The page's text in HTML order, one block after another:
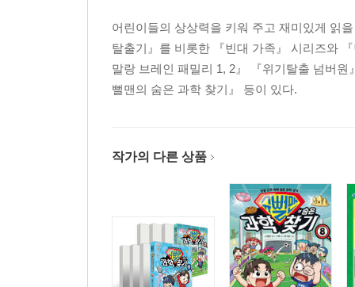
어린이들의 상상력을 키워 주고 재미있게 읽
탈출기』를 비롯한 『빈대 가족』 시리즈와
말랑 브레인 패밀리 1, 2』 『위기탈출 넘버
뻘맨의 숨은 과학 찾기』 등이 있다.
작가의 다른 상품